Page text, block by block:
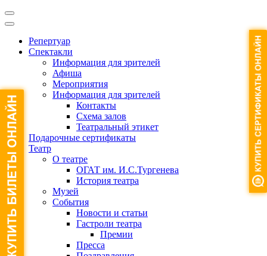
Репертуар
Спектакли
Информация для зрителей
Афиша
Мероприятия
Информация для зрителей
Контакты
Схема залов
Театральный этикет
Подарочные сертификаты
Театр
О театре
ОГАТ им. И.С.Тургенева
История театра
Музей
События
Новости и статьи
Гастроли театра
Премии
Пресса